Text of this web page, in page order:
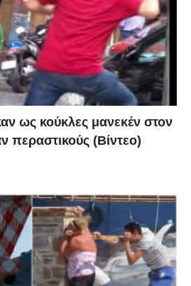
ως κούκλες μανεκέν στον
περαστικούς (Βίντεο)